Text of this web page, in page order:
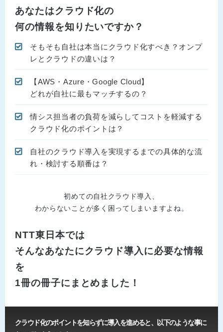
あなたはクラウド化の
何の情報を知りたいですか？
そもそも自社は本当にクラウド化すべき？オンプ
レとクラウドの違いは？
【AWS・Azure・Google Cloud】
どれが自社に最もマッチするの？
情シス担当者の負荷を減らしてコストを軽減する
クラウド化のポイントは？
自社のクラウド導入を実現するまでの具体的な流
れ・検討する順番は？
初めての自社クラウド導入、
わからないことが多く困ってしまいますよね。
NTT東日本では
そんなあなたにクラウド導入に必要な情報
を
1冊の冊子にまとめました！
クラウド化のポイントを知らずに導入を進めると、以下のような事に